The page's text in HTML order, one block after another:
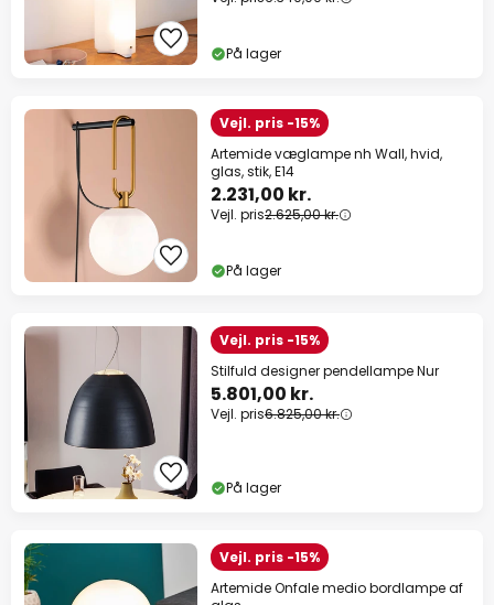
På lager
Vejl. pris -15%
Artemide væglampe nh Wall, hvid,
glas, stik, E14
2.231,00 kr.
Vejl. pris2.625,00 kr.
På lager
Vejl. pris -15%
Stilfuld designer pendellampe Nur
5.801,00 kr.
Vejl. pris6.825,00 kr.
På lager
Vejl. pris -15%
Artemide Onfale medio bordlampe af